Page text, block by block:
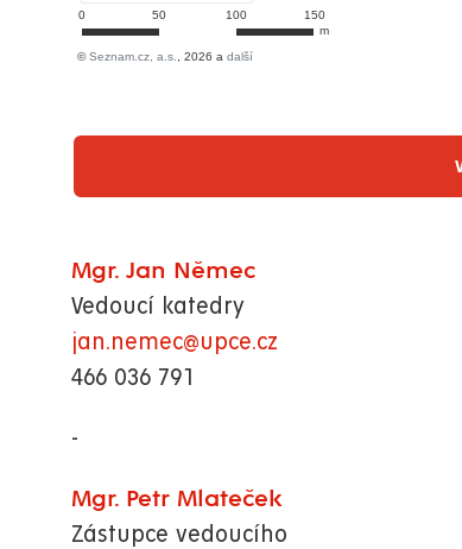
Mgr. Jan Němec
Vedoucí katedry
jan.nemec@upce.cz
466 036 791
-
Mgr. Petr Mlateček
Zástupce vedoucího